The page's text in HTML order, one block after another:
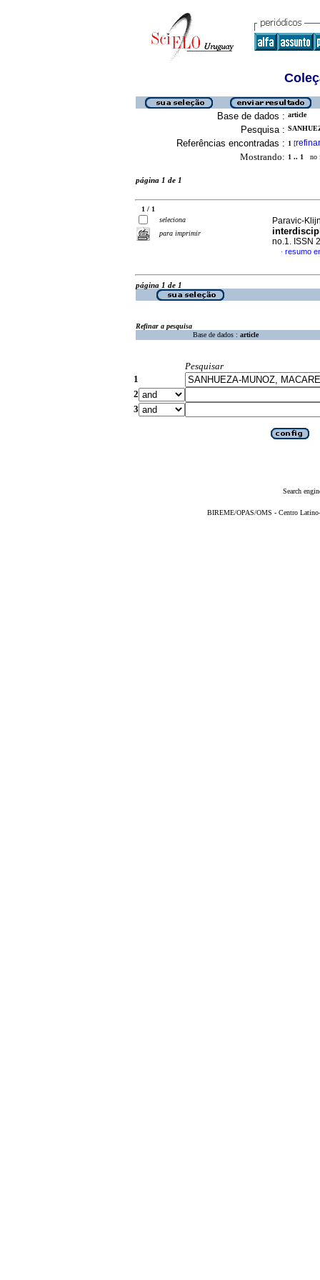
Base de dados : article
Pesquisa :
Referências encontradas : 1 [refinar
Mostrando: 1 .. 1 no
página 1 de 1
1 / 1
seleciona
para imprimir
Paravic-
no.1. ISSN
· resumo
página 1 de 1
Refinar a pesquisa
Base de dados : article
Pesquisar
1
2
3
Search
BIREME/OPAS/OMS - Centro Latino-